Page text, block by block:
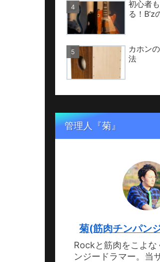
初心者
る！B’z
カホン
法
管理人『菊』
菊(筋肉チンパン
Rockと筋肉をこよな
ンジードラマー。当